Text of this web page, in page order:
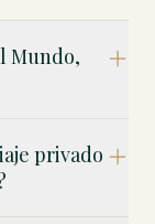
Mundo,
privado